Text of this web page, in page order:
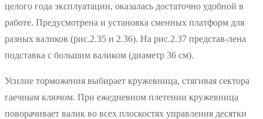
целого года эксплуатации, оказалась достаточно удобной в
работе. Предусмотрена и установка сменных платформ для
разных валиков (рис.2.35 и 2.36). На рис.2.37 представ-лена
подставка с большим валиком (диаметр 36 см).
Усилие торможения выбирает кружевница, стягивая сектора
гаечным ключом. При ежедневном плетении кружевница
поворачивает валик во всех плоскостях управления десятки